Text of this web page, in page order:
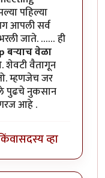
पहिल्या
आपली सर्व
जाते. …… ही
बऱ्याच वेळा
शेवटी वैतागून
म्हणजेच जर
पुढचे नुकसान
गरज आहे .
सदस्य व्हा